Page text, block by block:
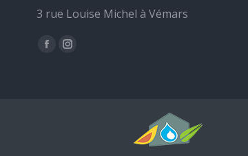
3 rue Louise Michel à Vémars
Trouvez nous sur :
La
La